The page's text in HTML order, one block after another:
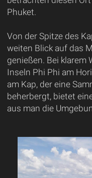
Phuket.
Von der Spitze des
weiten Blick auf das
genießen. Bei klarem
Inseln Phi Phi am
am Kap, der eine
beherbergt, bietet
aus man die